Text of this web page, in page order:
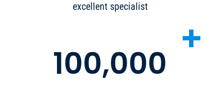
excellent specialist
100,000
+